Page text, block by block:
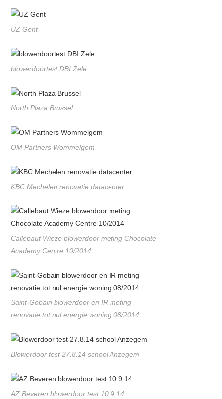
UZ Gent
blowerdoortest DBI Zele
North Plaza Brussel
OM Partners Wommelgem
KBC Mechelen renovatie datacenter
Callebaut Wieze blowerdoor meting Chocolate
Academy Centre 10/2014
Saint-Gobain blowerdoor en IR meting
renovatie tot nul energie woning 08/2014
Blowerdoor test 27.8.14 school Anzegem
AZ Beveren blowerdoor test 10.9.14